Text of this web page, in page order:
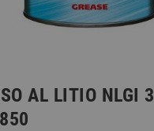
AL LITIO NLGI 3